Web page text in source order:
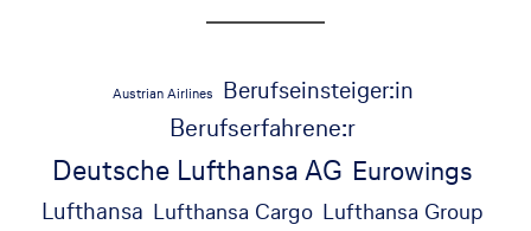
Austrian Airlines Berufseinsteiger:in
Berufserfahrene:r
Deutsche Lufthansa AG Eurowings
Lufthansa Lufthansa Cargo Lufthansa Group